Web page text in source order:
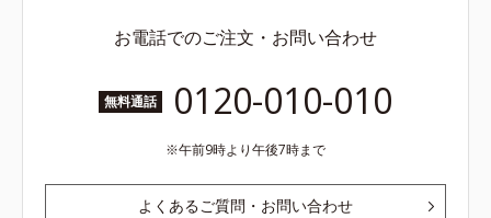
お電話でのご注文・お問い合わせ
無料通話 0120-010-010
午前9時より午後7時まで
よくあるご質問・お問い合わせ